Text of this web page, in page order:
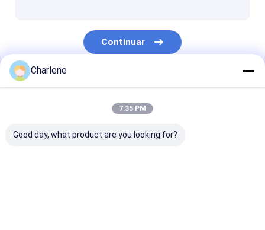
Continuar
Nuestras Categorías
Charlene
7:35 PM
Good day, what product are you looking for?